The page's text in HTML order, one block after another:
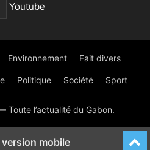
Youtube
Environnement Fait divers
Politique Société Sport
l’actualité du Gabon.
mobile